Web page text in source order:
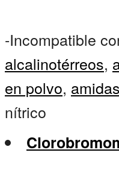
-Incompatible
alcalinotérreos,
en polvo,
nítrico